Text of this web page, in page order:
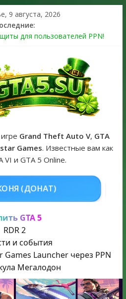
9 августа, 2026
для пользователей PPN!
в GTA Online уже 14 июля
Social Club ошибка #1.500.7:
и войти без проблем в 2026
в GTA Online по программе
игры и Предзаказ Grand Theft
Grand Theft Auto V, GTA
Games. Известные вам как
VI и GTA 5 Online.
КУПИТЬ GTA 5
GTA 5
RDR 2
и события
Launcher через PPN
Мегалодон